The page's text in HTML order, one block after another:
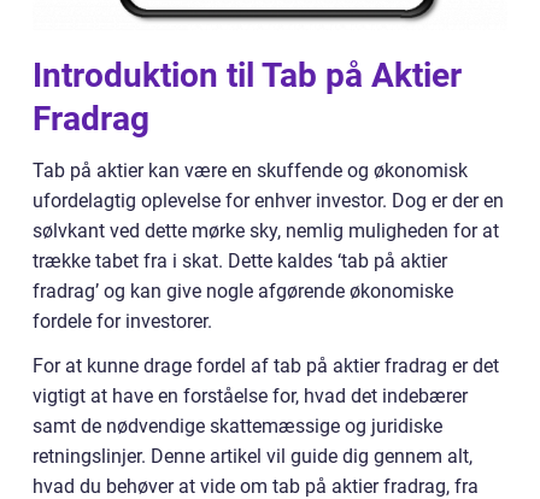
Introduktion til Tab på Aktier
Fradrag
Tab på aktier kan være en skuffende og økonomisk
ufordelagtig oplevelse for enhver investor. Dog er der en
sølvkant ved dette mørke sky, nemlig muligheden for at
trække tabet fra i skat. Dette kaldes ‘tab på aktier
fradrag’ og kan give nogle afgørende økonomiske
fordele for investorer.
For at kunne drage fordel af tab på aktier fradrag er det
vigtigt at have en forståelse for, hvad det indebærer
samt de nødvendige skattemæssige og juridiske
retningslinjer. Denne artikel vil guide dig gennem alt,
hvad du behøver at vide om tab på aktier fradrag, fra